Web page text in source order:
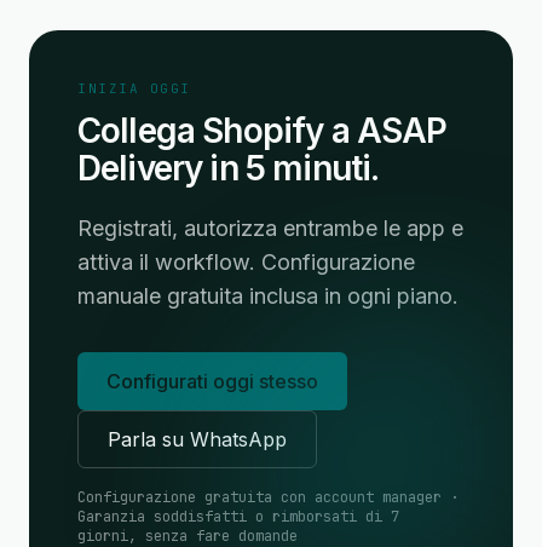
INIZIA OGGI
Collega Shopify a ASAP
Delivery in 5 minuti.
Registrati, autorizza entrambe le app e
attiva il workflow. Configurazione
manuale gratuita inclusa in ogni piano.
Configurati oggi stesso
Parla su WhatsApp
Configurazione gratuita con account manager ·
Garanzia soddisfatti o rimborsati di 7
giorni, senza fare domande